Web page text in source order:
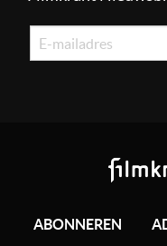
ABONNEREN